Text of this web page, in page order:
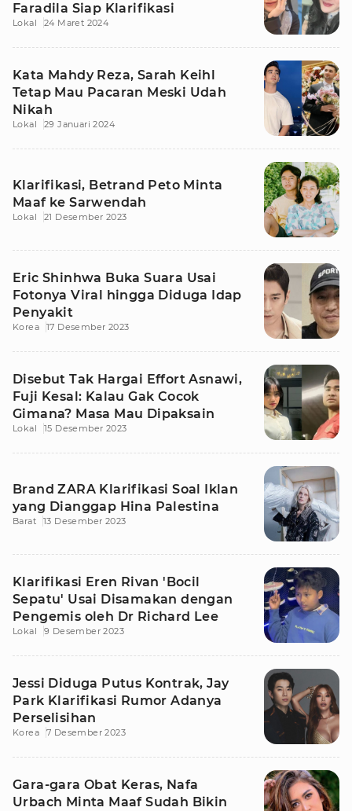
Faradila Siap Klarifikasi
Lokal 24 Maret 2024
Kata Mahdy Reza, Sarah Keihl
Tetap Mau Pacaran Meski Udah
Nikah
Lokal 29 Januari 2024
Klarifikasi, Betrand Peto Minta
Maaf ke Sarwendah
Lokal 21 Desember 2023
Eric Shinhwa Buka Suara Usai
Fotonya Viral hingga Diduga Idap
Penyakit
Korea 17 Desember 2023
Disebut Tak Hargai Effort Asnawi,
Fuji Kesal: Kalau Gak Cocok
Gimana? Masa Mau Dipaksain
Lokal 15 Desember 2023
Brand ZARA Klarifikasi Soal Iklan
yang Dianggap Hina Palestina
Barat 13 Desember 2023
Klarifikasi Eren Rivan 'Bocil
Sepatu' Usai Disamakan dengan
Pengemis oleh Dr Richard Lee
Lokal 9 Desember 2023
Jessi Diduga Putus Kontrak, Jay
Park Klarifikasi Rumor Adanya
Perselisihan
Korea 7 Desember 2023
Gara-gara Obat Keras, Nafa
Urbach Minta Maaf Sudah Bikin